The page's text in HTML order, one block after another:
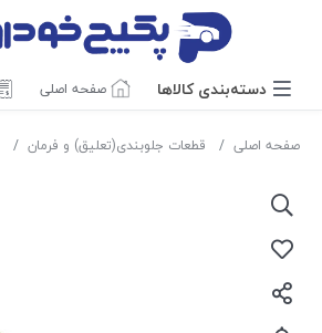
دسته‌بندی‌ کالاها صفحه اصلی
صفحه اصلی قطعات جلوبندی(تعلیق) و فرمان